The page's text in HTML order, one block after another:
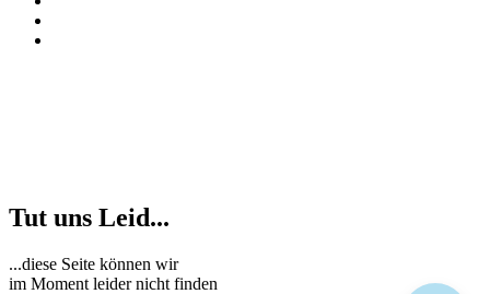
Tut uns Leid...
...diese Seite können wir
im Moment leider nicht finden